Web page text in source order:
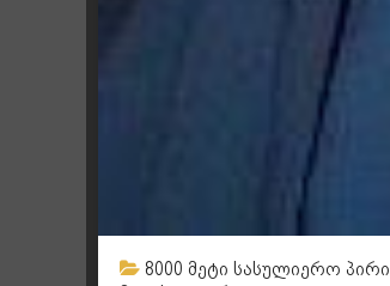
8000 მეტი სასულიერო პირი,